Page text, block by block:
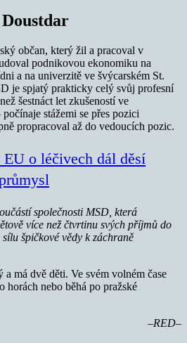
občan, který žil a pracoval v
podnikovou ekonomiku na
a na univerzitě ve švýcarském St.
je spjatý prakticky celý svůj profesní
šestnáct let zkušeností ve
stážemi se přes pozici
propracoval až do vedoucích pozic.
o léčivech dál děsí
společnosti MSD, která
více než čtvrtinu svých příjmů do
špičkové vědy k záchraně
má dvě děti. Ve svém volném čase
horách nebo běhá po pražské
–RED–